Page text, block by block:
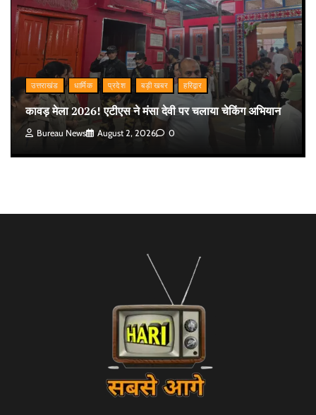
उत्तराखंड धार्मिक प्रदेश बड़ी खबर हरिद्वार
कावड़ मेला 2026! एटीएस ने मंसा देवी पर चलाया चेकिंग अभियान
Bureau News August 2, 2026 0